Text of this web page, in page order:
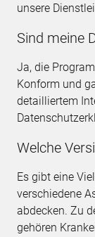
unsere
Sind meine
Ja, die
Konform und
detailliertem
Welche
Es gibt eine
verschiedene
abdecken. Zu
gehören